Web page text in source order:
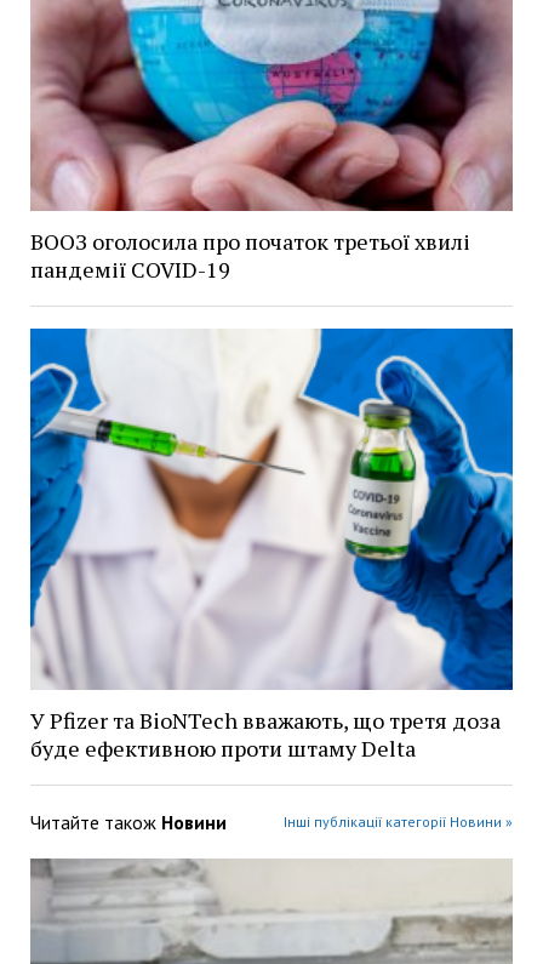
ВООЗ оголосила про початок третьої хвилі
пандемії COVID-19
У Pfizer та BioNTech вважають, що третя доза
буде ефективною проти штаму Delta
Читайте також Новини Інші публікації категорії Новини »